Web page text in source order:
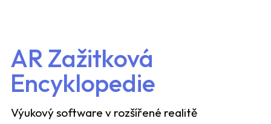
AR Zažitková
Encyklopedie
Výukový software v rozšířené realitě